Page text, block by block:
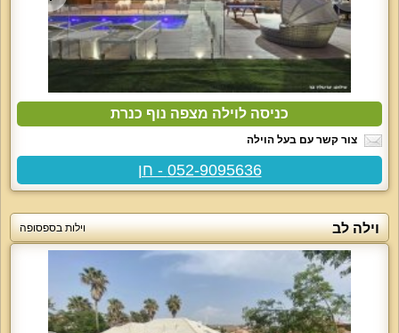
כניסה לוילה מצפה נוף כנרת
צור קשר עם בעל הוילה
052-9095636 - חן
וילה לב וילות בספסופה